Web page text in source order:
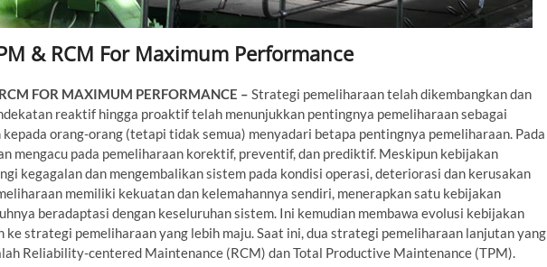
& RCM For Maximum Performance
FOR MAXIMUM PERFORMANCE – Strategi pemeliharaan telah dikembangkan dan
reaktif hingga proaktif telah menunjukkan pentingnya pemeliharaan sebagai
orang-orang (tetapi tidak semua) menyadari betapa pentingnya pemeliharaan. Pada
mengacu pada pemeliharaan korektif, preventif, dan prediktif. Meskipun kebijakan
kegagalan dan mengembalikan sistem pada kondisi operasi, deteriorasi dan kerusakan
memiliki kekuatan dan kelemahannya sendiri, menerapkan satu kebijakan
beradaptasi dengan keseluruhan sistem. Ini kemudian membawa evolusi kebijakan
ke strategi pemeliharaan yang lebih maju. Saat ini, dua strategi pemeliharaan lanjutan yang
Reliability-centered Maintenance (RCM) dan Total Productive Maintenance (TPM).